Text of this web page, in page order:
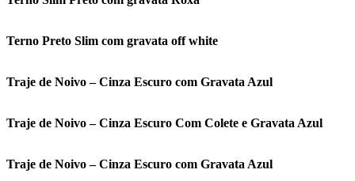
Terno Preto Slim com gravata off white
Traje de Noivo – Cinza Escuro com Gravata Azul
Traje de Noivo – Cinza Escuro Com Colete e Gravata Azul
Traje de Noivo – Cinza Escuro com Gravata Azul